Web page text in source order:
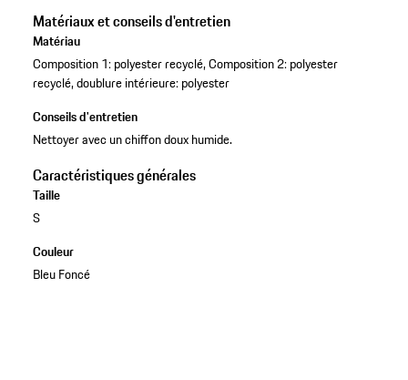
Matériaux et conseils d'entretien
Matériau
Composition 1: polyester recyclé, Composition 2: polyester
recyclé, doublure intérieure: polyester
Conseils d'entretien
Nettoyer avec un chiffon doux humide.
Caractéristiques générales
Taille
S
Couleur
Bleu Foncé